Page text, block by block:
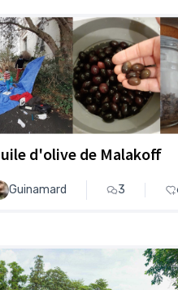
d'olive de Malakoff
Guinamard 3